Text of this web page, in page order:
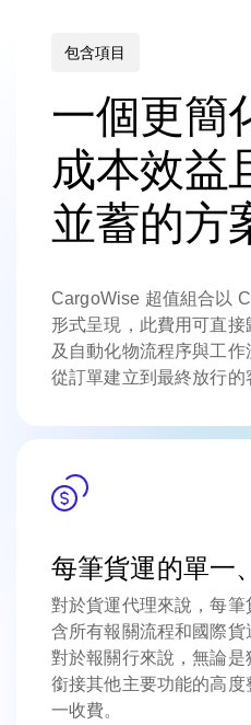
包含項目
一個更簡
成本效益
並蓄的方
CargoWise 超值組合以
形式呈現，此費用可直
及自動化物流程序與工
從訂單建立到最終放行的
每筆貨運的單一
對於貨運代理來說，每
含所有報關流程和國際貨
對於報關行來說，無論
銜接其他主要功能的高
一收費。